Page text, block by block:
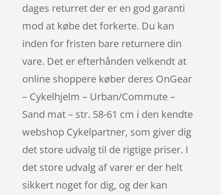
dages returret der er en god garanti
mod at købe det forkerte. Du kan
inden for fristen bare returnere din
vare. Det er efterhånden velkendt at
online shoppere køber deres OnGear
– Cykelhjelm – Urban/Commute –
Sand mat – str. 58-61 cm i den kendte
webshop Cykelpartner, som giver dig
det store udvalg til de rigtige priser. I
det store udvalg af varer er der helt
sikkert noget for dig, og der kan